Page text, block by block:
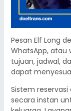
Pesan Elf Long
WhatsApp, atau
tujuan, jadwal,
dapat
Sistem
secara instan